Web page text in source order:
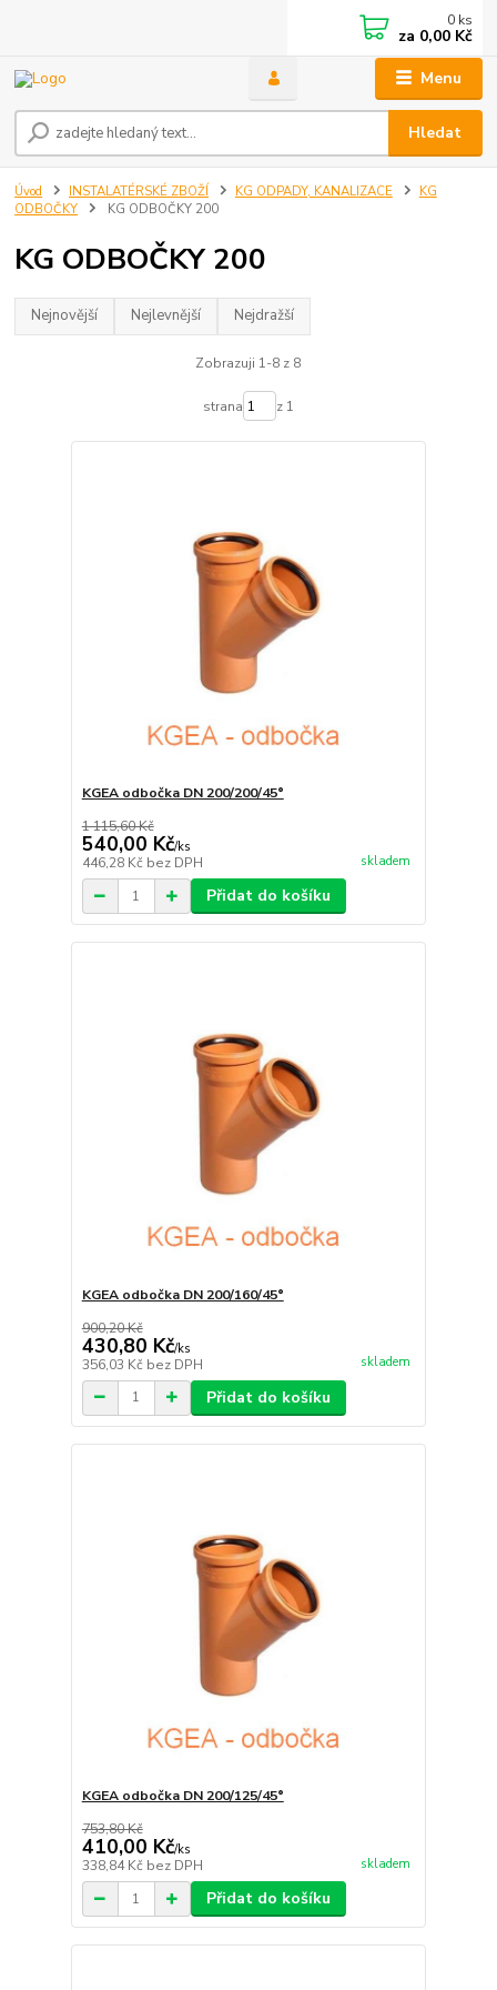
Menu
Hledat
0 ks
za 0,00 Kč
Úvod INSTALATÉRSKÉ ZBOŽÍ KG ODPADY, KANALIZACE
KG
ODBOČKY
KG ODBOČKY 200
KG ODBOČKY 200
Nejnovější Nejlevnější Nejdražší
Zobrazuji 1-8 z 8
strana z 1
KGEA odbočka DN 200/200/45°
1 115,60 Kč
540,00 Kč/ks
446,28 Kč bez DPH skladem
Přidat do košíku
KGEA odbočka DN 200/160/45°
900,20 Kč
430,80 Kč/ks
356,03 Kč bez DPH skladem
Přidat do košíku
KGEA odbočka DN 200/125/45°
753,80 Kč
410,00 Kč/ks
338,84 Kč bez DPH skladem
Přidat do košíku